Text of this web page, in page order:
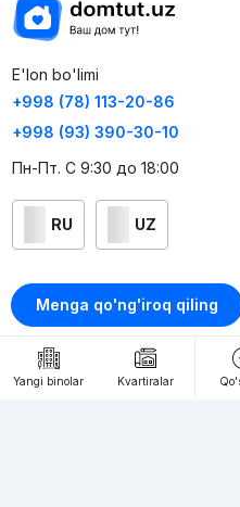
Menga qo'ng'iroq qiling
Yangi binolar Kvartiralar
E'lon bo'limi
+998 (78) 113-20-86
+998 (93) 390-30-10
Пн-Пт. С 9:30 до 18:00
RU UZ
Kontaktlar
loyiha haqida
Webnow © loyihasi